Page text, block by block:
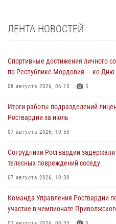
ЛЕНТА НОВОСТЕЙ
Спортивные достижения личного
по Республике Мордовия — ко Дню
08 августа 2026, 06:15 5
Итоги работы подразделений
Росгвардии за июль
07 августа 2026, 10:53
Сотрудники Росгвардии
телесных повреждений соседу
07 августа 2026, 10:39
Команда Управления Росгвардии
участие в чемпионате